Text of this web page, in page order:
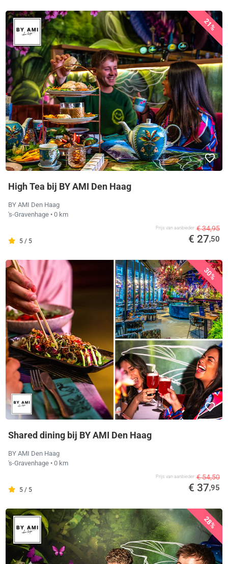
21%
High Tea bij BY AMI Den Haag
BY AMI Den Haag
's-Gravenhage • 0 km
5 / 5
Prijs van aanbieder € 34,95
€ 27,50
30%
Shared dining bij BY AMI Den Haag
BY AMI Den Haag
's-Gravenhage • 0 km
5 / 5
Prijs van aanbieder € 54,50
€ 37,95
28%